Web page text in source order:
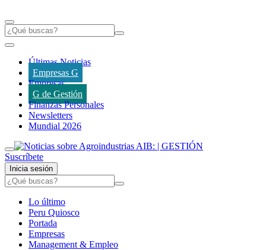
Últimas Noticias
Empresas G
Empresas
G de Gestión
Finanzas Personales
Newsletters
Mundial 2026
Suscríbete
Inicia sesión
Lo último
Peru Quiosco
Portada
Empresas
Management & Empleo